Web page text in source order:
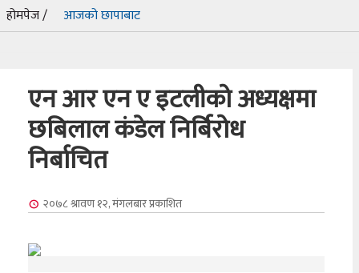
होमपेज / आजको छापाबाट
एन आर एन ए इटलीको अध्यक्षमा
छबिलाल कंडेल निर्बिरोध
निर्बाचित
२०७८ श्रावण १२, मंगलबारप्रकाशित